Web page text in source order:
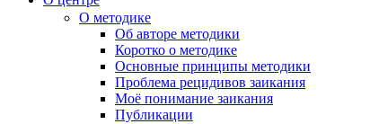
О методике
Об авторе методики
Коротко о методике
Основные принципы методики
Проблема рецидивов заикания
Моё понимание заикания
Публикации